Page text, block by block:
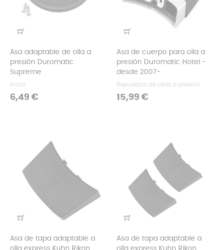
Asa adaptable de olla a
presión Duromatic
Supreme
Inicio
Precio
6,49 €
Asa de cuerpo para olla a
presión Duromatic Hotel -
desde 2007-
Repuestos de ollas a presión
Precio
15,99 €
Asa de tapa adaptable a
olla express Kuhn Rikon
Asa de tapa adaptable a
olla express Kuhn Rikon